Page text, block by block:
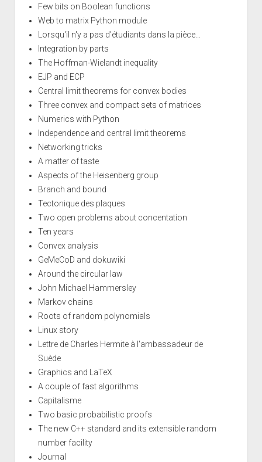
Few bits on Boolean functions
Web to matrix Python module
Lorsqu'il n'y a pas d'étudiants dans la pièce...
Integration by parts
The Hoffman-Wielandt inequality
EJP and ECP
Central limit theorems for convex bodies
Three convex and compact sets of matrices
Numerics with Python
Independence and central limit theorems
Networking tricks
A matter of taste
Aspects of the Heisenberg group
Branch and bound
Tectonique des plaques
Two open problems about concentation
Ten years
Convex analysis
GeMeCoD and dokuwiki
Around the circular law
John Michael Hammersley
Markov chains
Roots of random polynomials
Linux story
Lettre de Charles Hermite à l'ambassadeur de
Suède
Graphics and LaTeX
A couple of fast algorithms
Capitalisme
Two basic probabilistic proofs
The new C++ standard and its extensible random
number facility
Journal